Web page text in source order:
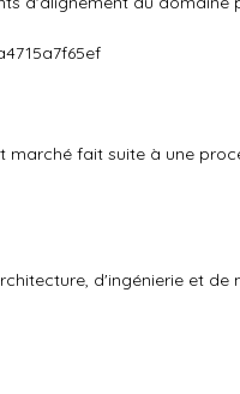
marché fait suite à une
d'ingénierie et de